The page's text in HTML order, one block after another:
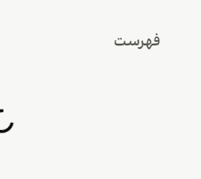
فهرست